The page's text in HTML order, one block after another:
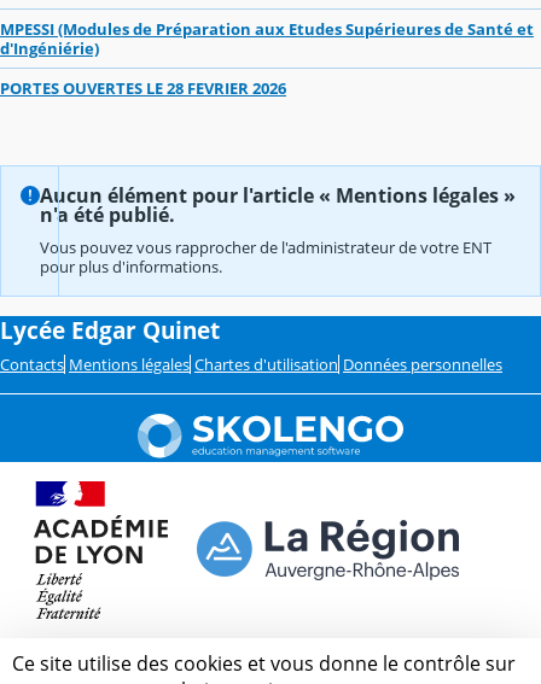
MPESSI (Modules de Préparation aux Etudes Supérieures de Santé et
d'Ingéniérie)
PORTES OUVERTES LE 28 FEVRIER 2026
Aucun élément pour l'article « Mentions légales »
n'a été publié.
Vous pouvez vous rapprocher de l'administrateur de votre ENT
pour plus d'informations.
Lycée Edgar Quinet
Contacts Mentions légales Chartes d'utilisation Données personnelles
Ce site utilise des cookies et vous donne le contrôle sur